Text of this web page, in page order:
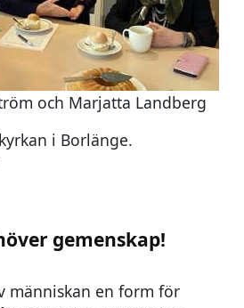
och Marjatta Landberg
i Borlänge.
gemenskap!
människan en form för